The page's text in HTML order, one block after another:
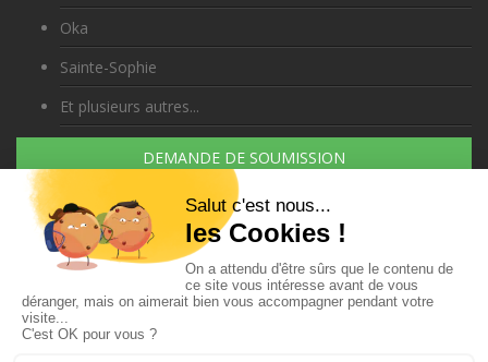
Oka
Sainte-Sophie
Et plusieurs autres...
DEMANDE DE SOUMISSION
Appelez-nous au450-431-5881